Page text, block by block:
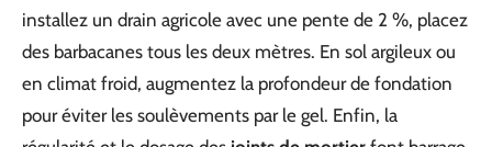
installez un drain agricole avec une pente de 2 %, placez
des barbacanes tous les deux mètres. En sol argileux ou
en climat froid, augmentez la profondeur de fondation
pour éviter les soulèvements par le gel. Enfin, la